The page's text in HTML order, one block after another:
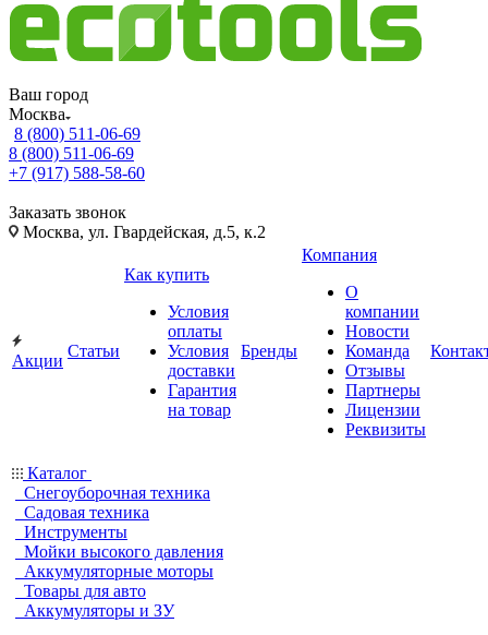
Ваш город
Москва
8 (800) 511-06-69
8 (800) 511-06-69
+7 (917) 588-58-60
Заказать звонок
Москва, ул. Гвардейская, д.5, к.2
Акции
Статьи
Как купить
Условия
оплаты
Условия
доставки
Гарантия
на товар
Бренды
Компания
О
компании
Новости
Команда
Отзывы
Партнеры
Лицензии
Реквизиты
Каталог
Снегоуборочная техника
Садовая техника
Инструменты
Мойки высокого давления
Аккумуляторные моторы
Товары для авто
Аккумуляторы и ЗУ